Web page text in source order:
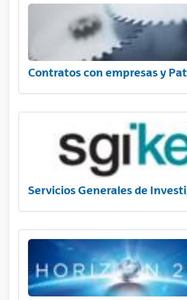
Contratos con empresas y
Servicios Generales de